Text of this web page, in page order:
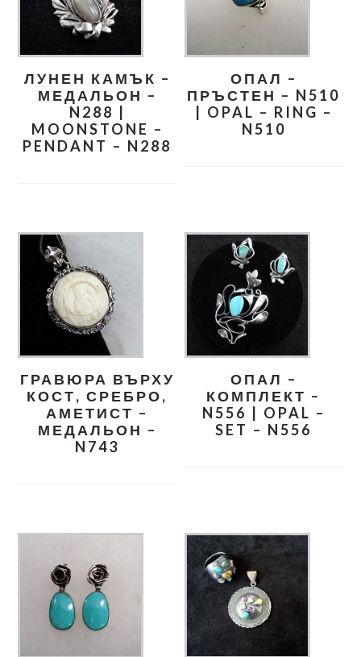
ЛУНЕН КАМЪК –
МЕДАЛЬОН –
N288 |
MOONSTONE –
PENDANT – N288
ОПАЛ –
ПРЪСТЕН – N510
| OPAL – RING –
N510
ГРАВЮРА ВЪРХУ
КОСТ, СРЕБРО,
АМЕТИСТ –
МЕДАЛЬОН –
N743
ОПАЛ –
КОМПЛЕКТ –
N556 | OPAL –
SET – N556